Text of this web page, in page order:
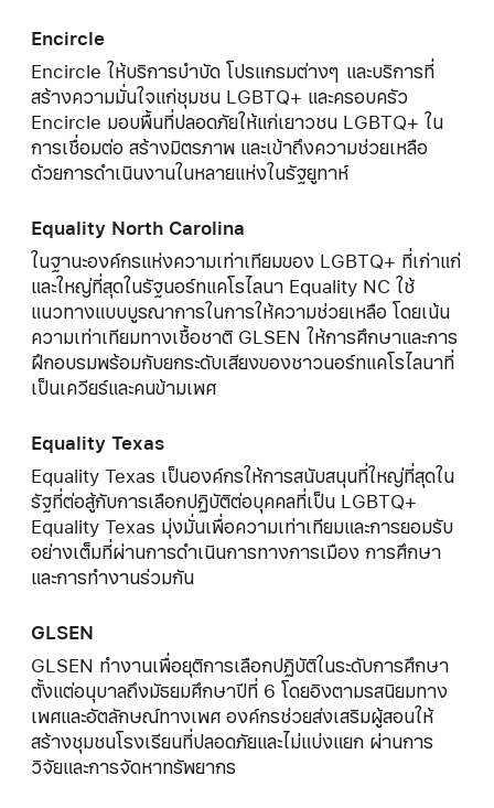
Encircle
Encircle ให้บริการบำบัด โปรแกรมต่างๆ และบริการที่
สร้างความมั่นใจแก่ชุมชน LGBTQ+ และครอบครัว
Encircle มอบพื้นที่ปลอดภัยให้แก่เยาวชน LGBTQ+ ใน
การเชื่อมต่อ สร้างมิตรภาพ และเข้าถึงความช่วยเหลือ
ด้วยการดำเนินงานในหลายแห่งในรัฐยูทาห์
Equality North Carolina
ในฐานะองค์กรแห่งความเท่าเทียมของ LGBTQ+ ที่เก่าแก่
และใหญ่ที่สุดในรัฐนอร์ทแคโรไลนา Equality NC ใช้
แนวทางแบบบูรณาการในการให้ความช่วยเหลือ โดยเน้น
ความเท่าเทียมทางเชื้อชาติ GLSEN ให้การศึกษาและการ
ฝึกอบรมพร้อมกับยกระดับเสียงของชาวนอร์ทแคโรไลนาที่
เป็นเควียร์และคนข้ามเพศ
Equality Texas
Equality Texas เป็นองค์กรให้การสนับสนุนที่ใหญ่ที่สุดใน
รัฐที่ต่อสู้กับการเลือกปฏิบัติต่อบุคคลที่เป็น LGBTQ+
Equality Texas มุ่งมั่นเพื่อความเท่าเทียมและการยอมรับ
อย่างเต็มที่ผ่านการดำเนินการทางการเมือง การศึกษา
และการทำงานร่วมกัน
GLSEN
GLSEN ทำงานเพื่อยุติการเลือกปฏิบัติในระดับการศึกษา
ตั้งแต่อนุบาลถึงมัธยมศึกษาปีที่ 6 โดยอิงตามรสนิยมทาง
เพศและอัตลักษณ์ทางเพศ องค์กรช่วยส่งเสริมผู้สอนให้
สร้างชุมชนโรงเรียนที่ปลอดภัยและไม่แบ่งแยก ผ่านการ
วิจัยและการจัดหาทรัพยากร